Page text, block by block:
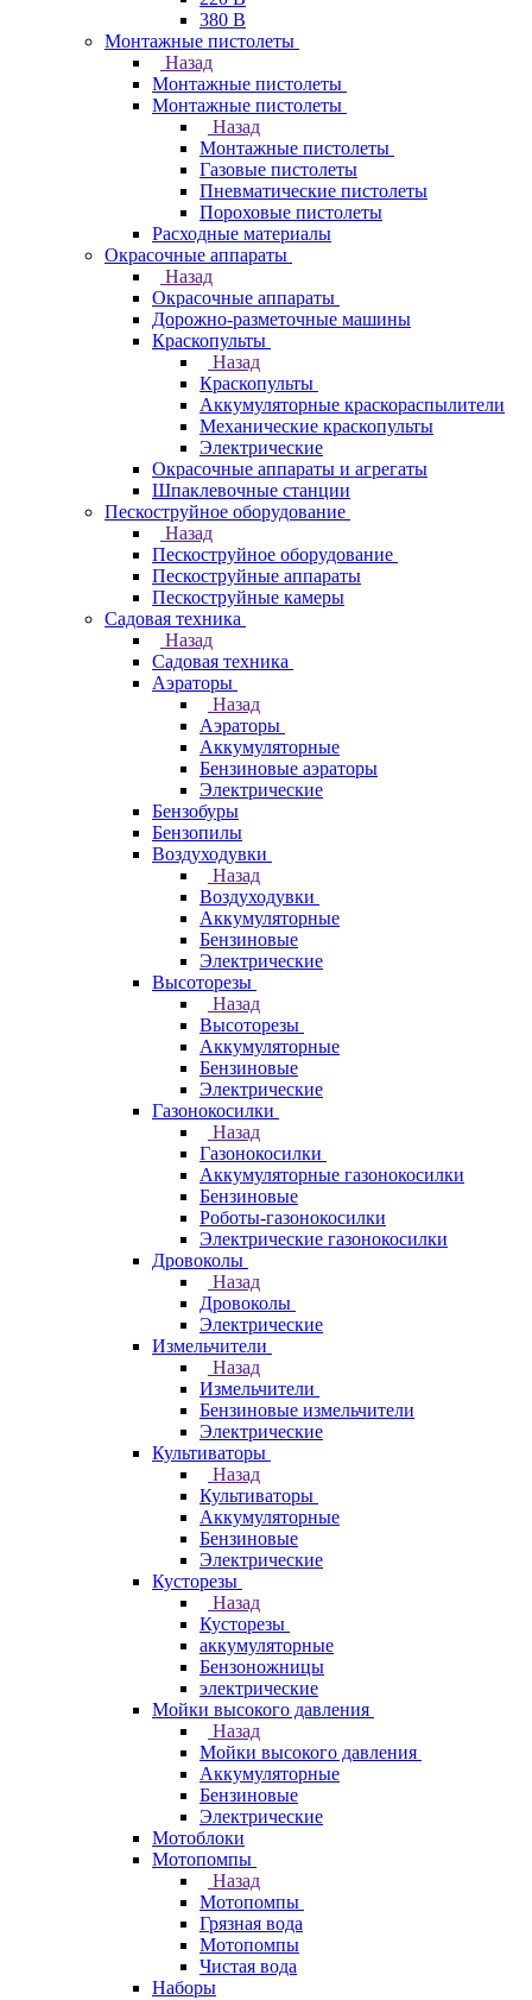
380 В
Монтажные пистолеты
Назад
Монтажные пистолеты
Монтажные пистолеты
Назад
Монтажные пистолеты
Газовые пистолеты
Пневматические пистолеты
Пороховые пистолеты
Расходные материалы
Окрасочные аппараты
Назад
Окрасочные аппараты
Дорожно-разметочные машины
Краскопульты
Назад
Краскопульты
Аккумуляторные краскораспылители
Механические краскопульты
Электрические
Окрасочные аппараты и агрегаты
Шпаклевочные станции
Пескоструйное оборудование
Назад
Пескоструйное оборудование
Пескоструйные аппараты
Пескоструйные камеры
Садовая техника
Назад
Садовая техника
Аэраторы
Назад
Аэраторы
Аккумуляторные
Бензиновые аэраторы
Электрические
Бензобуры
Бензопилы
Воздуходувки
Назад
Воздуходувки
Аккумуляторные
Бензиновые
Электрические
Высоторезы
Назад
Высоторезы
Аккумуляторные
Бензиновые
Электрические
Газонокосилки
Назад
Газонокосилки
Аккумуляторные газонокосилки
Бензиновые
Роботы-газонокосилки
Электрические газонокосилки
Дровоколы
Назад
Дровоколы
Электрические
Измельчители
Назад
Измельчители
Бензиновые измельчители
Электрические
Культиваторы
Назад
Культиваторы
Аккумуляторные
Бензиновые
Электрические
Кусторезы
Назад
Кусторезы
аккумуляторные
Бензоножницы
электрические
Мойки высокого давления
Назад
Мойки высокого давления
Аккумуляторные
Бензиновые
Электрические
Мотоблоки
Мотопомпы
Назад
Мотопомпы
Грязная вода
Мотопомпы
Чистая вода
Наборы